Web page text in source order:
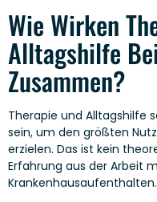
Wie Wirken
Alltagshilfe
Zusammen?
Therapie und Alltagshilfe
sein, um den größten
erzielen. Das ist kein
Erfahrung aus der Arbeit
Krankenhausaufenthalten.